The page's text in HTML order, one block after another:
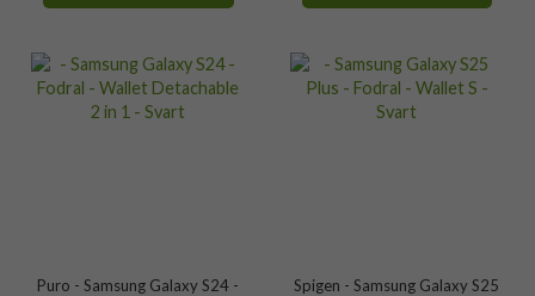
Puro - Samsung Galaxy S24 -
Spigen - Samsung Galaxy S25